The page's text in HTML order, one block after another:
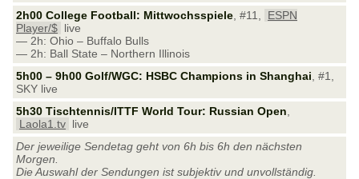
2h00 College Football: Mittwochsspiele , #11,
ESPN
Player/$ live
— 2h: Ohio – Buffalo Bulls
— 2h: Ball State – Northern Illinois
5h00 – 9h00 Golf/WGC: HSBC Champions in Shanghai , #1,
SKY live
5h30 Tischtennis/ITTF World Tour: Russian Open
Laola1.tv live
Der jeweilige Sendetag geht von 6h bis 6h den nächsten
Morgen.
Die Auswahl der Sendungen ist subjektiv und unvollständig.